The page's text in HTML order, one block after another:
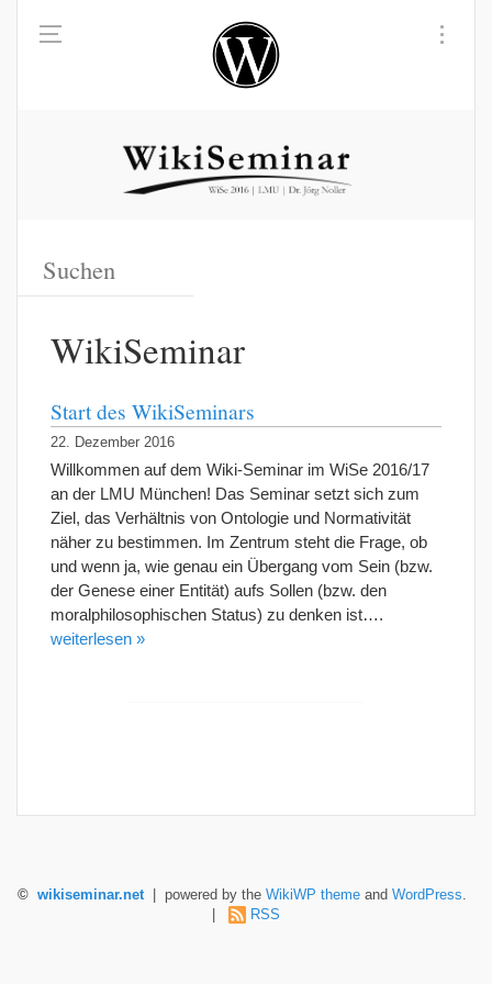
WikiSeminar
Start des WikiSeminars
22. Dezember 2016
Willkommen auf dem Wiki-Seminar im WiSe 2016/17
an der LMU München! Das Seminar setzt sich zum
Ziel, das Verhältnis von Ontologie und Normativität
näher zu bestimmen. Im Zentrum steht die Frage, ob
und wenn ja, wie genau ein Übergang vom Sein (bzw.
der Genese einer Entität) aufs Sollen (bzw. den
moralphilosophischen Status) zu denken ist….
weiterlesen »
© wikiseminar.net| powered by the WikiWP themeand WordPress.
RSS